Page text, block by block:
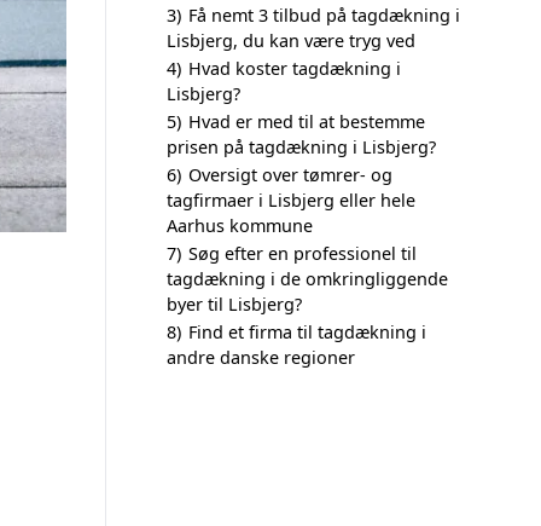
3) Få nemt 3 tilbud på tagdækning i
Lisbjerg, du kan være tryg ved
4) Hvad koster tagdækning i
Lisbjerg?
5) Hvad er med til at bestemme
prisen på tagdækning i Lisbjerg?
6) Oversigt over tømrer- og
tagfirmaer i Lisbjerg eller hele
Aarhus kommune
7) Søg efter en professionel til
tagdækning i de omkringliggende
byer til Lisbjerg?
8) Find et firma til tagdækning i
andre danske regioner